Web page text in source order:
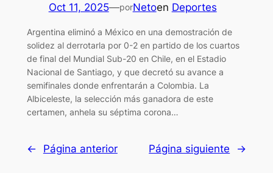
Oct 11, 2025—porNetoen Deportes
Argentina eliminó a México en una demostración de
solidez al derrotarla por 0-2 en partido de los cuartos
de final del Mundial Sub-20 en Chile, en el Estadio
Nacional de Santiago, y que decretó su avance a
semifinales donde enfrentarán a Colombia. La
Albiceleste, la selección más ganadora de este
certamen, anhela su séptima corona…
← Página anterior Página siguiente →